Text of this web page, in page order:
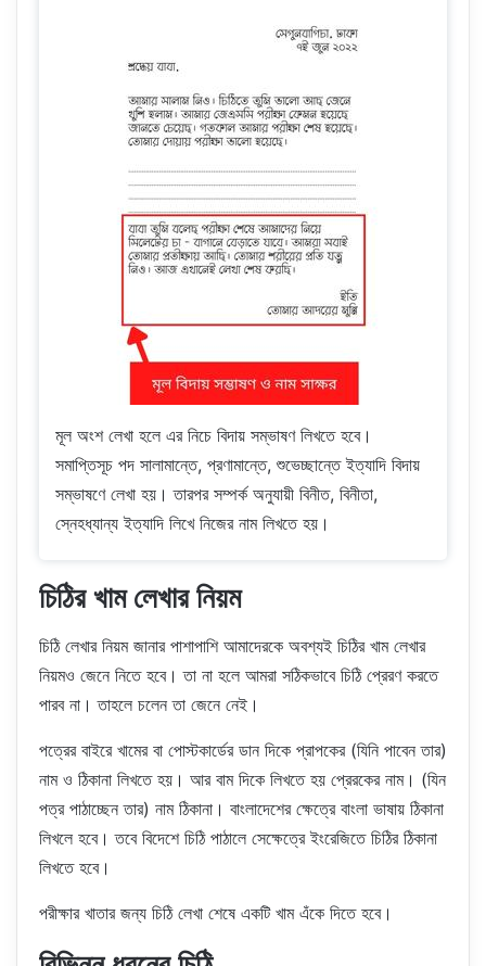
মূল অংশ লেখা হলে এর নিচে বিদায় সম্ভাষণ লিখতে হবে।
সমাপ্তিসূচ পদ সালামান্তে, প্রণামান্তে, শুভেচ্ছান্তে ইত্যাদি বিদায়
সম্ভাষণে লেখা হয়। তারপর সম্পর্ক অনুযায়ী বিনীত, বিনীতা,
স্নেহধ্যান্য ইত্যাদি লিখে নিজের নাম লিখতে হয়।
চিঠির খাম লেখার নিয়ম
চিঠি লেখার নিয়ম জানার পাশাপাশি আমাদেরকে অবশ্যই চিঠির খাম লেখার
নিয়মও জেনে নিতে হবে। তা না হলে আমরা সঠিকভাবে চিঠি প্রেরণ করতে
পারব না। তাহলে চলেন তা জেনে নেই।
পত্রের বাইরে খামের বা পোস্টকার্ডের ডান দিকে প্রাপকের (যিনি পাবেন তার)
নাম ও ঠিকানা লিখতে হয়। আর বাম দিকে লিখতে হয় প্রেরকের নাম। (যিন
পত্র পাঠাচ্ছেন তার) নাম ঠিকানা। বাংলাদেশের ক্ষেত্রে বাংলা ভাষায় ঠিকানা
লিখলে হবে। তবে বিদেশে চিঠি পাঠালে সেক্ষেত্রে ইংরেজিতে চিঠির ঠিকানা
লিখতে হবে।
পরীক্ষার খাতার জন্য চিঠি লেখা শেষে একটি খাম এঁকে দিতে হবে।